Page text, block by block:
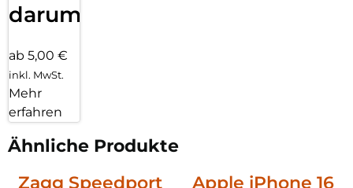
darum!
ab 5,00 €
inkl. MwSt.
Mehr
erfahren
Ähnliche Produkte
Zagg Speedport
Apple iPhone 16